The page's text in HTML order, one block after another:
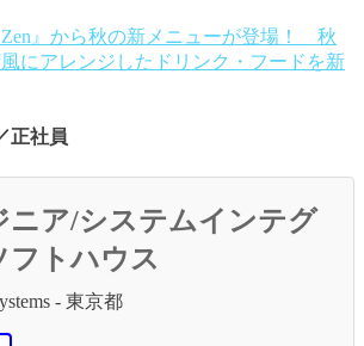
』から秋の新メニューが登場！ 秋
にアレンジしたドリンク・フードを新
正社員
ニア/システムインテグ
フトハウス
- 東京都